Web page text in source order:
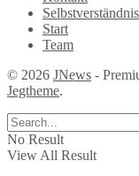
Start
Team
© 2026 JNews -
Jegtheme.
No Result
View All Result